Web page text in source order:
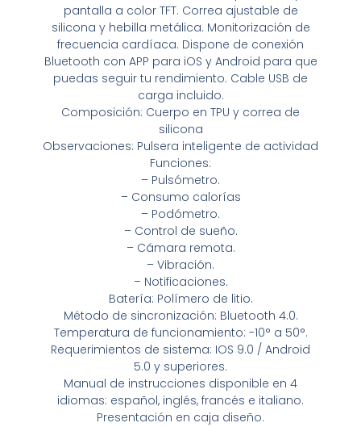
pantalla a color TFT. Correa ajustable de
silicona y hebilla metálica. Monitorización de
frecuencia cardíaca. Dispone de conexión
Bluetooth con APP para iOS y Android para que
puedas seguir tu rendimiento. Cable USB de
carga incluido.
Composición: Cuerpo en TPU y correa de
silicona
Observaciones: Pulsera inteligente de actividad
Funciones:
– Pulsómetro.
– Consumo calorías
– Podómetro.
– Control de sueño.
– Cámara remota.
– Vibración.
– Notificaciones.
Batería: Polímero de litio.
Método de sincronización: Bluetooth 4.0.
Temperatura de funcionamiento: -10° a 50°.
Requerimientos de sistema: IOS 9.0 / Android
5.0 y superiores.
Manual de instrucciones disponible en 4
idiomas: español, inglés, francés e italiano.
Presentación en caja diseño.